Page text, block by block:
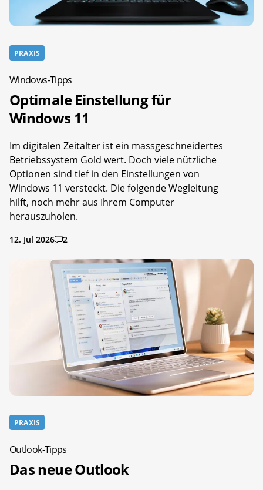
PRAXIS
Windows-Tipps
Optimale Einstellung für
Windows 11
Im digitalen Zeitalter ist ein massgeschneidertes
Betriebssystem Gold wert. Doch viele nützliche
Optionen sind tief in den Einstellungen von
Windows 11 versteckt. Die folgende Wegleitung
hilft, noch mehr aus Ihrem Computer
herauszuholen.
12. Jul 2026 2
PRAXIS
Outlook-Tipps
Das neue Outlook